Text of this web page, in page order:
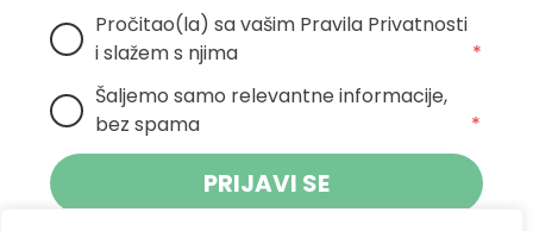
Pročitao(la) sa vašim Pravila Privatnosti
i slažem s njima
*
Šaljemo samo relevantne informacije,
bez spama
*
PRIJAVI SE